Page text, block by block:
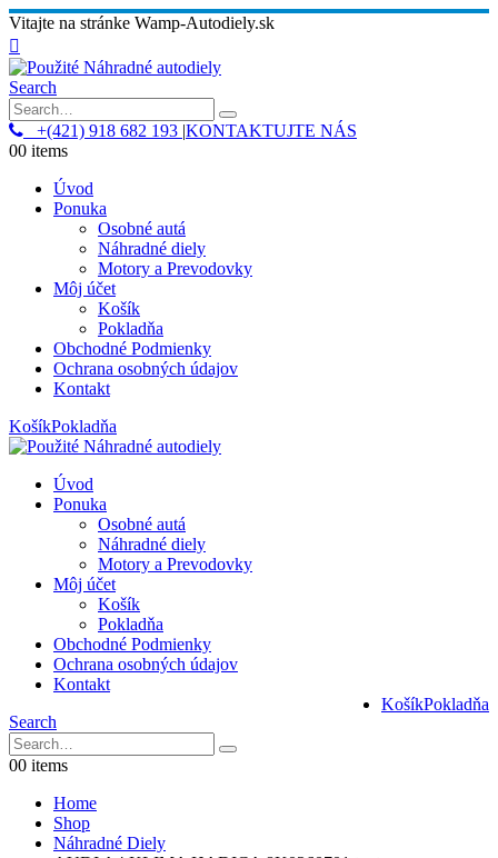
Vitajte na stránke Wamp-Autodiely.sk
Search
+(421) 918 682 193 |KONTAKTUJTE NÁS
00 items
Úvod
Ponuka
Osobné autá
Náhradné diely
Motory a Prevodovky
Môj účet
Košík
Pokladňa
Obchodné Podmienky
Ochrana osobných údajov
Kontakt
KošíkPokladňa
Úvod
Ponuka
Osobné autá
Náhradné diely
Motory a Prevodovky
Môj účet
Košík
Pokladňa
Obchodné Podmienky
Ochrana osobných údajov
Kontakt
KošíkPokladňa
Search
00 items
Home
Shop
Náhradné Diely